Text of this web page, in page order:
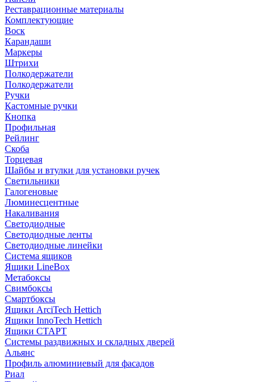
Реставрационные материалы
Комплектующие
Воск
Карандаши
Маркеры
Штрихи
Полкодержатели
Полкодержатели
Ручки
Кастомные ручки
Кнопка
Профильная
Рейлинг
Скоба
Торцевая
Шайбы и втулки для установки ручек
Светильники
Галогеновые
Люминесцентные
Накаливания
Светодиодные
Светодиодные ленты
Светодиодные линейки
Система ящиков
Ящики LineBox
Метабоксы
Свимбоксы
Смартбоксы
Ящики ArciTech Hettich
Ящики InnoTech Hettich
Ящики СТАРТ
Системы раздвижных и складных дверей
Альянс
Профиль алюминиевый для фасадов
Риал